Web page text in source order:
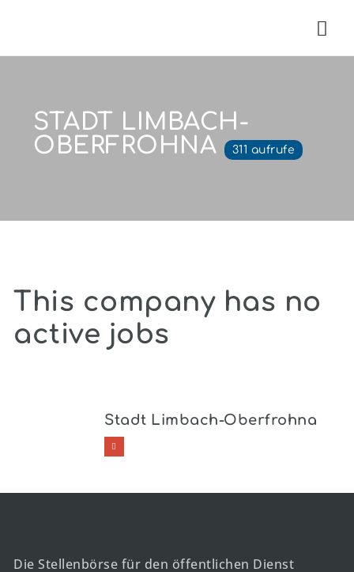
STADT LIMBACH-
OBERFROHNA
311 aufrufe
This company has no
active jobs
Stadt Limbach-Oberfrohna
Die Stellenbörse für den öffentlichen Dienst